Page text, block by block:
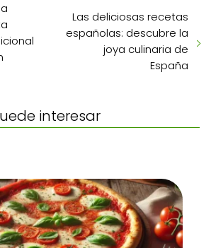
Las deliciosas recetas
españolas: descubre la
joya culinaria de
España
interesar